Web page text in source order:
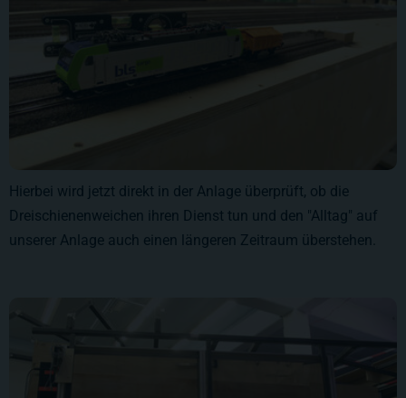
Hierbei wird jetzt direkt in der Anlage überprüft, ob die
Dreischienenweichen ihren Dienst tun und den "Alltag" auf
unserer Anlage auch einen längeren Zeitraum überstehen.